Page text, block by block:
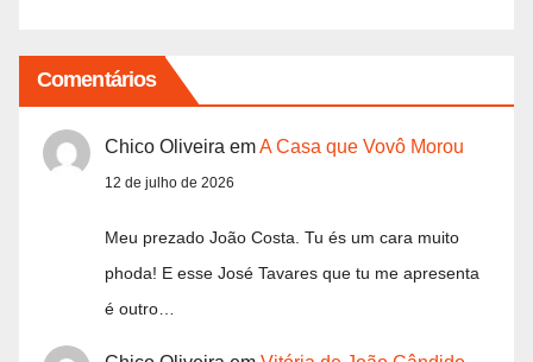
Comentários
Chico Oliveira emA Casa que Vovô Morou
12 de julho de 2026
Meu prezado João Costa. Tu és um cara muito
phoda! E esse José Tavares que tu me apresenta
é outro…